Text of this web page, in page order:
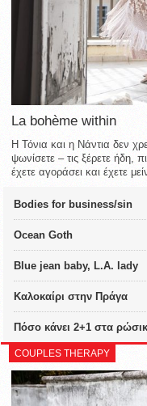
La bohème within
Η Τόνια και η Νάντια δεν
ψωνίσετε – τις ξέρετε ήδη,
έχετε αγοράσει και έχετε
Bodies for business/sin
Ocean Goth
Blue jean baby, L.A. lady
Καλοκαίρι στην Πράγα
Πόσο κάνει 2+1 στα
COUPLES THERAPY